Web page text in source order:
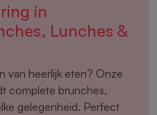
in
Lunches &
van heerlijk eten? Onze
complete brunches,
gelegenheid. Perfect